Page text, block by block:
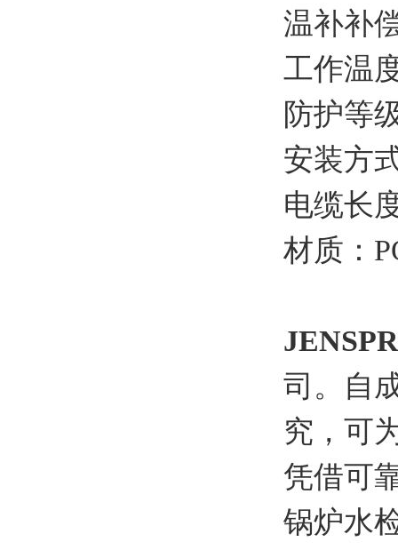
温补补
工作温
防护等
安装方
电缆长
材质：P
司。自
究，可
凭借可
锅炉水